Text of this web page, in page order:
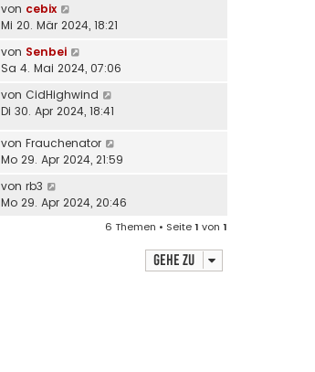
von cebix
Mi 20. Mär 2024, 18:21
von Senbei
Sa 4. Mai 2024, 07:06
von CidHighwind
Di 30. Apr 2024, 18:41
von Frauchenator
Mo 29. Apr 2024, 21:59
von rb3
Mo 29. Apr 2024, 20:46
6 Themen • Seite1 von 1
Gehe zu